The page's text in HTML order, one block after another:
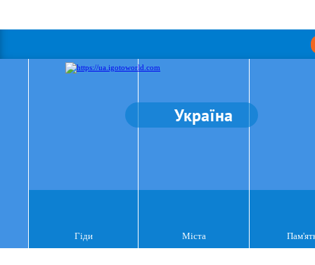
Україна
Гіди Міста